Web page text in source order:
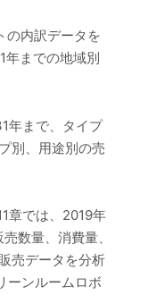
の内訳データを
までの地域別
年まで、タイプ
別、用途別の売
章では、2019年
数量、消費量、
売データを分析
ーンルームロボ